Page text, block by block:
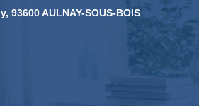
CONTACT
93600 AULNAY-SOUS-BOIS